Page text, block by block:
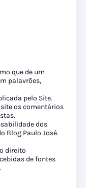
que de um
palavrões,
pelo Site.
os comentários
dos
Blog Paulo José.
direito
de fontes